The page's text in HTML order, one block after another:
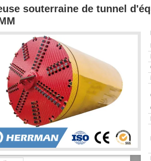
souterraine de tunnel